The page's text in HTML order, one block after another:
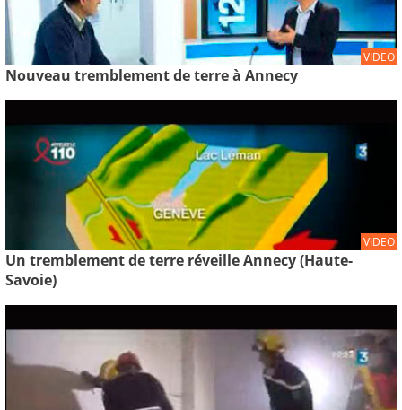
VIDEO
Nouveau tremblement de terre à Annecy
VIDEO
Un tremblement de terre réveille Annecy (Haute-
Savoie)